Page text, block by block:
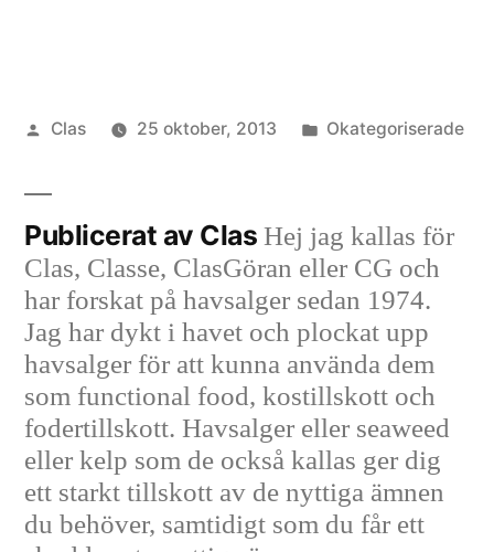
Publicerat
Clas 25 oktober, 2013
Publicerat
Okategoriserade
Publicerat av Clas Hej jag kallas för
Clas, Classe, ClasGöran eller CG och
har forskat på havsalger sedan 1974.
Jag har dykt i havet och plockat upp
havsalger för att kunna använda dem
som functional food, kostillskott och
fodertillskott. Havsalger eller seaweed
eller kelp som de också kallas ger dig
ett starkt tillskott av de nyttiga ämnen
du behöver, samtidigt som du får ett